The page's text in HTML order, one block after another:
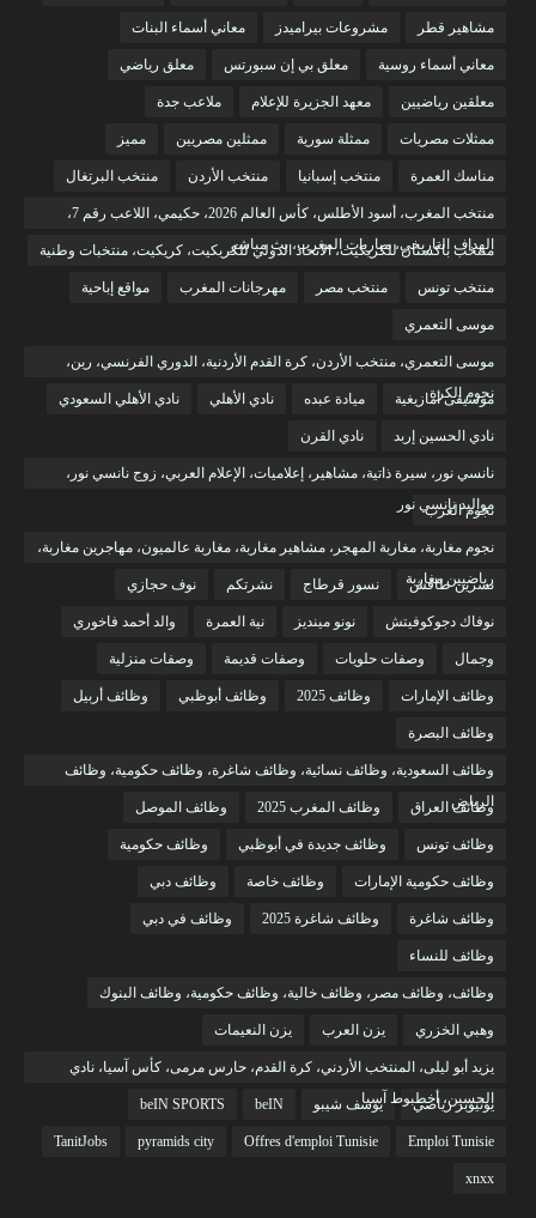
مشاهير قطر مشروعات بيراميدز معاني أسماء البنات
معاني أسماء روسية معلق بي إن سبورتس معلق رياضي
معلقين رياضيين معهد الجزيرة للإعلام ملاعب جدة
ممثلات مصريات ممثلة سورية ممثلين مصريين مميز
مناسك العمرة منتخب إسبانيا منتخب الأردن منتخب البرتغال
منتخب المغرب، أسود الأطلس، كأس العالم 2026، حكيمي، اللاعب رقم 7،
الهداف التاريخي، مباريات المغرب، بث مباشر
منتخب باكستان للكريكيت، الاتحاد الدولي للكريكيت، كريكيت، منتخبات وطنية
منتخب تونس منتخب مصر مهرجانات المغرب مواقع إباحية
موسى التعمري
موسى التعمري، منتخب الأردن، كرة القدم الأردنية، الدوري الفرنسي، رين،
نجوم الكرة
موسيقى أمازيغية ميادة عبده نادي الأهلي نادي الأهلي السعودي
نادي الحسين إربد نادي القرن
نانسي نور، سيرة ذاتية، مشاهير، إعلاميات، الإعلام العربي، زوج نانسي نور،
مواليد نانسي نور
نجوم العرب
نجوم مغاربة، مغاربة المهجر، مشاهير مغاربة، مغاربة عالميون، مهاجرين مغاربة،
رياضيين مغاربة
نسرين طافش نسور قرطاج نشرتكم نوف حجازي
نوفاك دجوكوفيتش نونو مينديز نية العمرة والد أحمد فاخوري
وجمال وصفات حلويات وصفات قديمة وصفات منزلية
وظائف الإمارات وظائف 2025 وظائف أبوظبي وظائف أربيل
وظائف البصرة
وظائف السعودية، وظائف نسائية، وظائف شاغرة، وظائف حكومية، وظائف
الرياض
وظائف العراق وظائف المغرب 2025 وظائف الموصل
وظائف تونس وظائف جديدة في أبوظبي وظائف حكومية
وظائف حكومية الإمارات وظائف خاصة وظائف دبي
وظائف شاغرة وظائف شاغرة 2025 وظائف في دبي
وظائف للنساء
وظائف، وظائف مصر، وظائف خالية، وظائف حكومية، وظائف البنوك
وهبي الخزري يزن العرب يزن النعيمات
يزيد أبو ليلى، المنتخب الأردني، كرة القدم، حارس مرمى، كأس آسيا، نادي
الحسين، أخطبوط آسيا
يوتيوبر رياضي يوسف شيبو beIN
beIN SPORTS
Emploi Tunisie
Offres d'emploi Tunisie
pyramids city
TanitJobs
xnxx